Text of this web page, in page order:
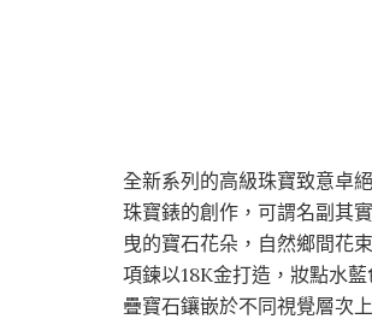
全新系列的高級珠寶致意卓
珠寶錶的創作，可謂名副其
曳的寶石花朵，自然鄉間花
項鍊以18K金打造，妝點水
疊寶石鑲嵌於不同視覺層次